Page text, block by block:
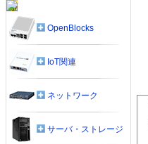
OpenBlocks
IoT関連
ネットワーク
サーバ・ストレージ